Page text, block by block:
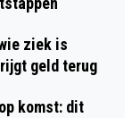
ziek is
geld terug
komst: dit